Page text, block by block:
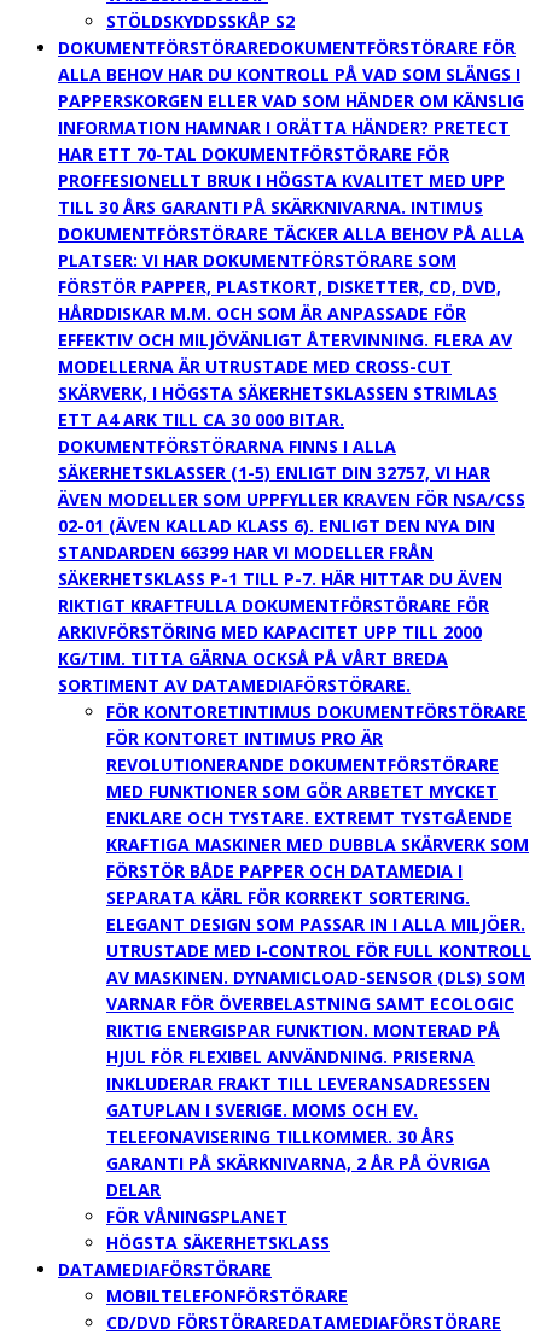
STÖLDSKYDDSSKÅP S2
DOKUMENTFÖRSTÖRAREDOKUMENTFÖRSTÖRARE FÖR
ALLA BEHOV HAR DU KONTROLL PÅ VAD SOM SLÄNGS I
PAPPERSKORGEN ELLER VAD SOM HÄNDER OM KÄNSLIG
INFORMATION HAMNAR I ORÄTTA HÄNDER? PRETECT
HAR ETT 70-TAL DOKUMENTFÖRSTÖRARE FÖR
PROFFESIONELLT BRUK I HÖGSTA KVALITET MED UPP
TILL 30 ÅRS GARANTI PÅ SKÄRKNIVARNA. INTIMUS
DOKUMENTFÖRSTÖRARE TÄCKER ALLA BEHOV PÅ ALLA
PLATSER: VI HAR DOKUMENTFÖRSTÖRARE SOM
FÖRSTÖR PAPPER, PLASTKORT, DISKETTER, CD, DVD,
HÅRDDISKAR M.M. OCH SOM ÄR ANPASSADE FÖR
EFFEKTIV OCH MILJÖVÄNLIGT ÅTERVINNING. FLERA AV
MODELLERNA ÄR UTRUSTADE MED CROSS-CUT
SKÄRVERK, I HÖGSTA SÄKERHETSKLASSEN STRIMLAS
ETT A4 ARK TILL CA 30 000 BITAR.
DOKUMENTFÖRSTÖRARNA FINNS I ALLA
SÄKERHETSKLASSER (1-5) ENLIGT DIN 32757, VI HAR
ÄVEN MODELLER SOM UPPFYLLER KRAVEN FÖR NSA/CSS
02-01 (ÄVEN KALLAD KLASS 6). ENLIGT DEN NYA DIN
STANDARDEN 66399 HAR VI MODELLER FRÅN
SÄKERHETSKLASS P-1 TILL P-7. HÄR HITTAR DU ÄVEN
RIKTIGT KRAFTFULLA DOKUMENTFÖRSTÖRARE FÖR
ARKIVFÖRSTÖRING MED KAPACITET UPP TILL 2000
KG/TIM. TITTA GÄRNA OCKSÅ PÅ VÅRT BREDA
SORTIMENT AV DATAMEDIAFÖRSTÖRARE.
FÖR KONTORETINTIMUS DOKUMENTFÖRSTÖRARE
FÖR KONTORET INTIMUS PRO ÄR
REVOLUTIONERANDE DOKUMENTFÖRSTÖRARE
MED FUNKTIONER SOM GÖR ARBETET MYCKET
ENKLARE OCH TYSTARE. EXTREMT TYSTGÅENDE
KRAFTIGA MASKINER MED DUBBLA SKÄRVERK SOM
FÖRSTÖR BÅDE PAPPER OCH DATAMEDIA I
SEPARATA KÄRL FÖR KORREKT SORTERING.
ELEGANT DESIGN SOM PASSAR IN I ALLA MILJÖER.
UTRUSTADE MED I-CONTROL FÖR FULL KONTROLL
AV MASKINEN. DYNAMICLOAD-SENSOR (DLS) SOM
VARNAR FÖR ÖVERBELASTNING SAMT ECOLOGIC
RIKTIG ENERGISPAR FUNKTION. MONTERAD PÅ
HJUL FÖR FLEXIBEL ANVÄNDNING. PRISERNA
INKLUDERAR FRAKT TILL LEVERANSADRESSEN
GATUPLAN I SVERIGE. MOMS OCH EV.
TELEFONAVISERING TILLKOMMER. 30 ÅRS
GARANTI PÅ SKÄRKNIVARNA, 2 ÅR PÅ ÖVRIGA
DELAR
FÖR VÅNINGSPLANET
HÖGSTA SÄKERHETSKLASS
DATAMEDIAFÖRSTÖRARE
MOBILTELEFONFÖRSTÖRARE
CD/DVD FÖRSTÖRAREDATAMEDIAFÖRSTÖRARE